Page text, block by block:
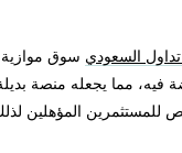
السعودي سوق
فيه، مما يجعله منصة
للمستثمرين المؤهلين